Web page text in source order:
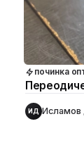
починка
ИД Исламов